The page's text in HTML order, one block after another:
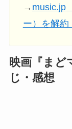
→ music.jp
ー）を解約
映画『まど
じ・感想